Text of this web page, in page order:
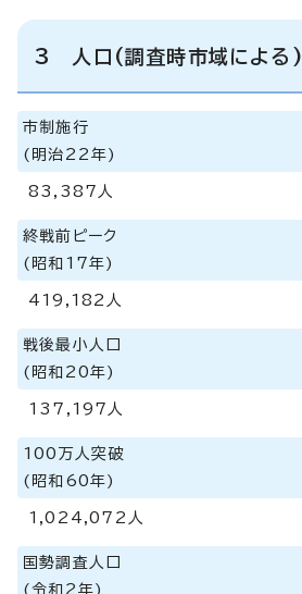
3 人口(調査時市域による)
市制施行
(明治22年)
83,387人
終戦前ピーク
(昭和17年)
419,182人
戦後最小人口
(昭和20年)
137,197人
100万人突破
(昭和60年)
1,024,072人
国勢調査人口
(令和2年)